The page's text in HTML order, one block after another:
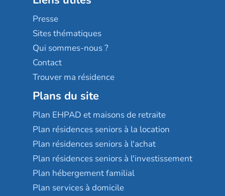
Sérénys
Résidences services Villa Médicis
Presse
Sites thématiques
Qui sommes-nous ?
Contact
Trouver ma résidence
Plans du site
Plan EHPAD et maisons de retraite
Plan résidences seniors à la location
Plan résidences seniors à l'achat
Plan résidences seniors à l'investissement
Plan hébergement familial
Plan services à domicile